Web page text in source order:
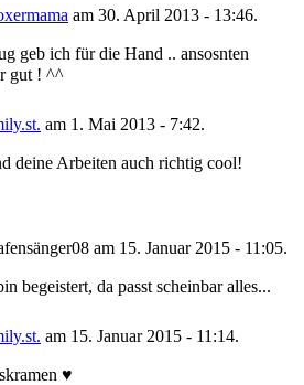
am 30. April 2013 - 13:46.
geb ich für die Hand .. ansosnten
gut ! ^^
am 1. Mai 2013 - 7:42.
deine Arbeiten auch richtig cool!
am 15. Januar 2015 - 11:05.
begeistert, da passt scheinbar alles...
am 15. Januar 2015 - 11:14.
♥